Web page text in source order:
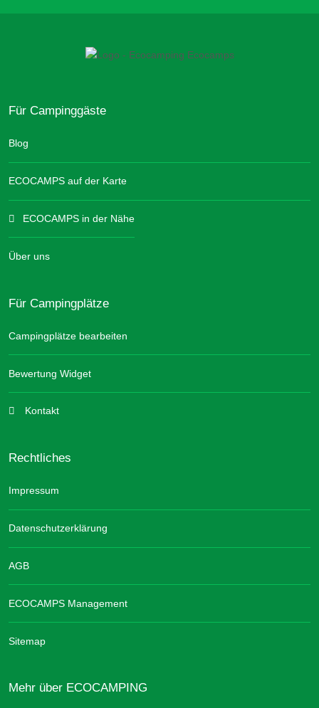
Für Campinggäste
Blog
ECOCAMPS auf der Karte
ECOCAMPS in der Nähe
Über uns
Für Campingplätze
Campingplätze bearbeiten
Bewertung Widget
Kontakt
Rechtliches
Impressum
Datenschutzerklärung
AGB
ECOCAMPS Management
Sitemap
Mehr über ECOCAMPING